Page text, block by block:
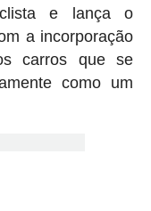
e lança o
a incorporação
carros que se
como um